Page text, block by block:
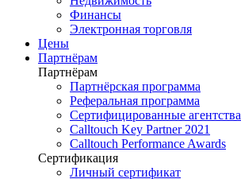
Финансы
Электронная торговля
Цены
Партнёрам
Партнёрам
Партнёрская программа
Реферальная программа
Сертифицированные агентства
Calltouch Key Partner 2021
Calltouch Performance Awards
Сертификация
Личный сертификат